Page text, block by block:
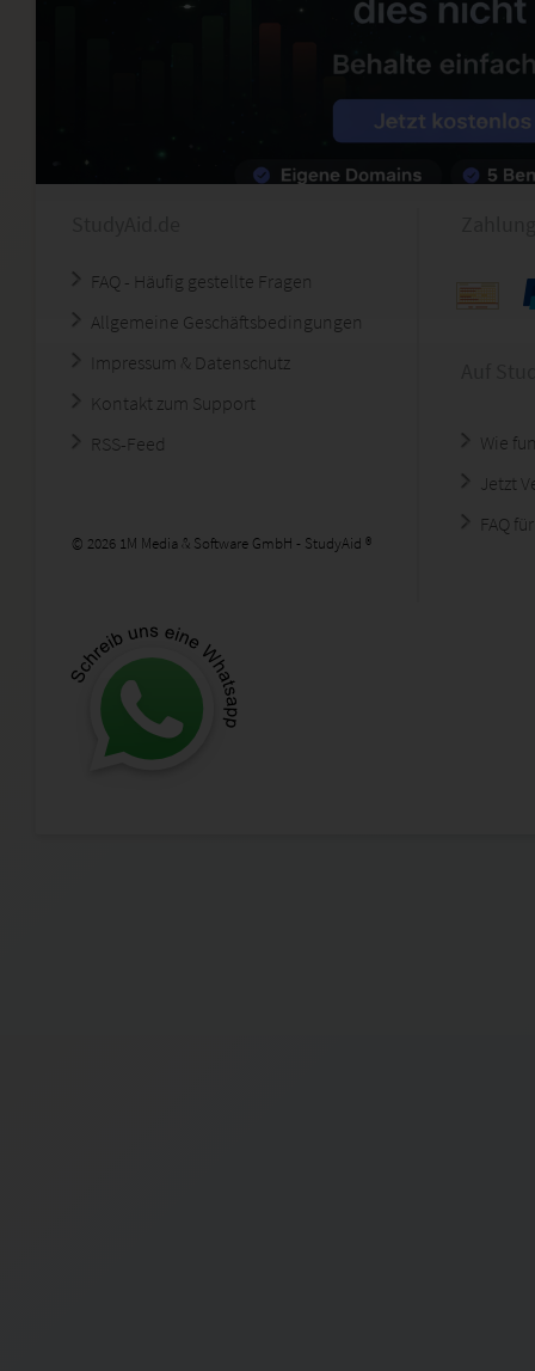
FAQ - Häufig gestellte Fragen
Allgemeine Geschäftsbedingungen
Impressum & Datenschutz
Kontakt zum Support
RSS-Feed
© 2026 1M Media & Software GmbH - StudyAid ®
Wie
Jetzt
FAQ